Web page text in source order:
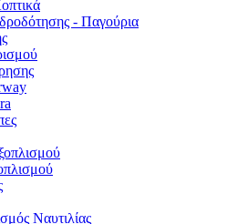
- Παγούρια
Ναυτιλίας